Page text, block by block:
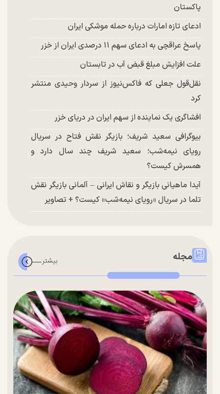
پاکستان
ادعای تازه امارات درباره حمله موشکی ایران
پاسخ عراقچی به ادعای سهم ۱۱ درصدی ایران از خزر
علت افزایش مبلغ قبض آب در تابستان
نقل‌قول جعلی که فاکس‌نیوز از سردار وحیدی منتشر
کرد
افشاگری یک نماینده از سهم ایران در دریای خزر
بیوگرافی سعید شریف؛ بازیگر نقش فتاح در سریال
رویای نیمه‌شب؛ سعید شریف چند سال دارد و
همسرش کیست؟
آیدا ماهیانی بازیگر و نقاش ایرانی – آلمانی بازیگر نقش
تلما در سریال «رویای نیمه‌شب» کیست؟ + تصاویر
مجله